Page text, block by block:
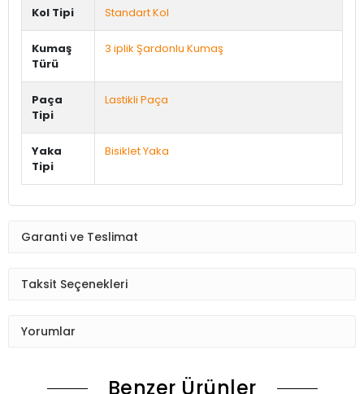
Kol Tipi Standart Kol
Kumaş
Türü
3 iplik Şardonlu Kumaş
Paça
Tipi
Lastikli Paça
Yaka
Tipi
Bisiklet Yaka
Garanti ve Teslimat
Taksit Seçenekleri
Yorumlar
Benzer Ürünler